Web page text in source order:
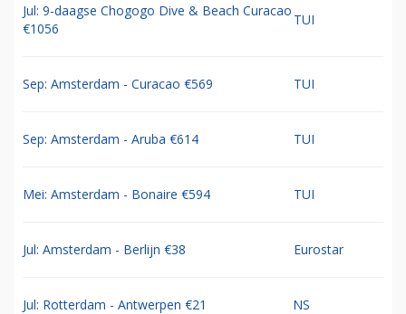
Jul: 9-daagse Chogogo Dive & Beach Curacao
€1056
TUI
Sep: Amsterdam - Curacao €569 TUI
Sep: Amsterdam - Aruba €614 TUI
Mei: Amsterdam - Bonaire €594 TUI
Jul: Amsterdam - Berlijn €38 Eurostar
Jul: Rotterdam - Antwerpen €21 NS